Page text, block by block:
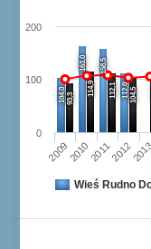
104,0
163,0
158,5
112,0
93,3
114,9 112,1 104,5
20092010201120122013
0
100
200
Wieś Rudno